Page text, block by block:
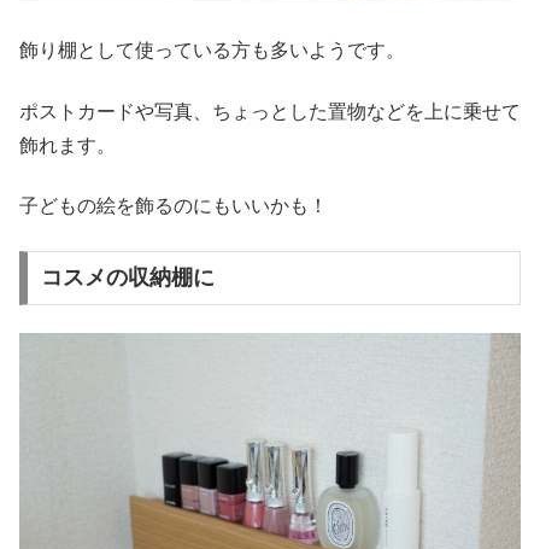
飾り棚として使っている方も多いようです。
ポストカードや写真、ちょっとした置物などを上に乗せて
飾れます。
子どもの絵を飾るのにもいいかも！
コスメの収納棚に